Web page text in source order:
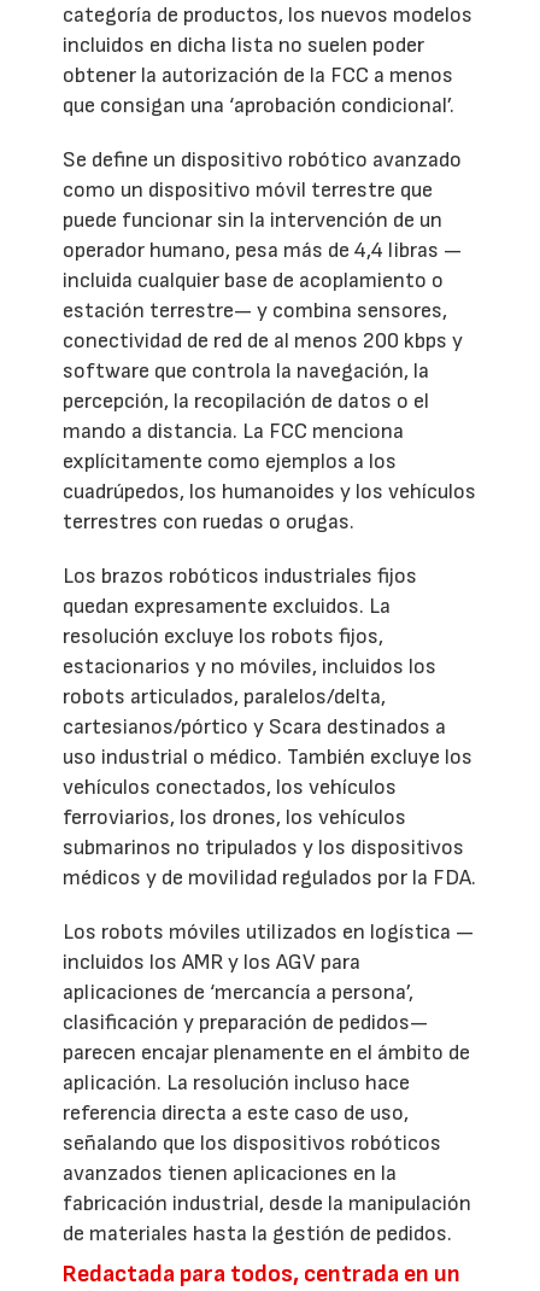
categoría de productos, los nuevos modelos
incluidos en dicha lista no suelen poder
obtener la autorización de la FCC a menos
que consigan una ‘aprobación condicional’.
Se define un dispositivo robótico avanzado
como un dispositivo móvil terrestre que
puede funcionar sin la intervención de un
operador humano, pesa más de 4,4 libras —
incluida cualquier base de acoplamiento o
estación terrestre— y combina sensores,
conectividad de red de al menos 200 kbps y
software que controla la navegación, la
percepción, la recopilación de datos o el
mando a distancia. La FCC menciona
explícitamente como ejemplos a los
cuadrúpedos, los humanoides y los vehículos
terrestres con ruedas o orugas.
Los brazos robóticos industriales fijos
quedan expresamente excluidos. La
resolución excluye los robots fijos,
estacionarios y no móviles, incluidos los
robots articulados, paralelos/delta,
cartesianos/pórtico y Scara destinados a
uso industrial o médico. También excluye los
vehículos conectados, los vehículos
ferroviarios, los drones, los vehículos
submarinos no tripulados y los dispositivos
médicos y de movilidad regulados por la FDA.
Los robots móviles utilizados en logística —
incluidos los AMR y los AGV para
aplicaciones de ‘mercancía a persona’,
clasificación y preparación de pedidos—
parecen encajar plenamente en el ámbito de
aplicación. La resolución incluso hace
referencia directa a este caso de uso,
señalando que los dispositivos robóticos
avanzados tienen aplicaciones en la
fabricación industrial, desde la manipulación
de materiales hasta la gestión de pedidos.
Redactada para todos, centrada en un